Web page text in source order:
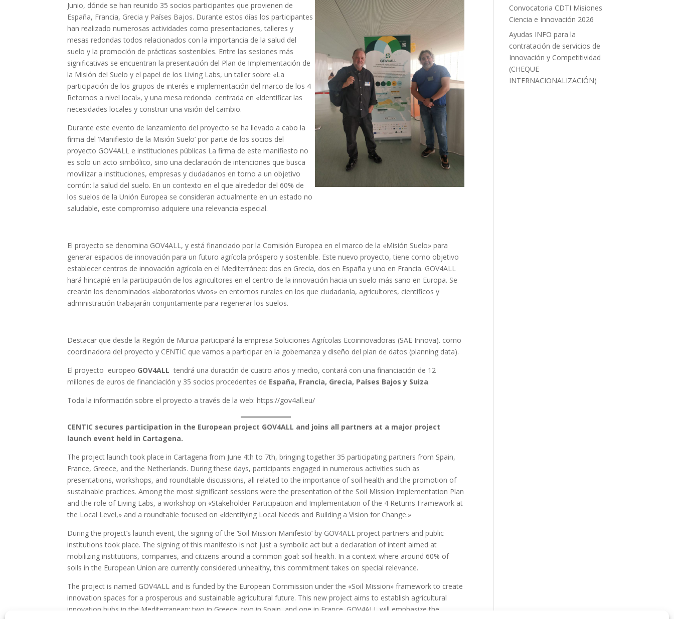
Junio, dónde se han reunido 35 socios participantes que provienen de
España, Francia, Grecia y Países Bajos. Durante estos días los participantes
han realizado numerosas actividades como presentaciones, talleres y
mesas redondas todos relacionados con la importancia de la salud del
suelo y la promoción de prácticas sostenibles. Entre las sesiones más
significativas se encuentran la presentación del Plan de Implementación de
la Misión del Suelo y el papel de los Living Labs, un taller sobre «La
participación de los grupos de interés e implementación del marco de los 4
Retornos a nivel local», y una mesa redonda centrada en «Identificar las
necesidades locales y construir una visión del cambio.
Durante este evento de lanzamiento del proyecto se ha llevado a cabo la
firma del ‘Manifiesto de la Misión Suelo’ por parte de los socios del
proyecto GOV4ALL e instituciones públicas La firma de este manifiesto no
es solo un acto simbólico, sino una declaración de intenciones que busca
movilizar a instituciones, empresas y ciudadanos en torno a un objetivo
común: la salud del suelo. En un contexto en el que alrededor del 60% de
los suelos de la Unión Europea se consideran actualmente en un estado no
saludable, este compromiso adquiere una relevancia especial.
El proyecto se denomina GOV4ALL, y está financiado por la Comisión Europea en el marco de la «Misión Suelo» para
generar espacios de innovación para un futuro agrícola próspero y sostenible. Este nuevo proyecto, tiene como objetivo
establecer centros de innovación agrícola en el Mediterráneo: dos en Grecia, dos en España y uno en Francia. GOV4ALL
hará hincapié en la participación de los agricultores en el centro de la innovación hacia un suelo más sano en Europa. Se
crearán los denominados «laboratorios vivos» en entornos rurales en los que ciudadanía, agricultores, científicos y
administración trabajarán conjuntamente para regenerar los suelos.
Destacar que desde la Región de Murcia participará la empresa Soluciones Agrícolas Ecoinnovadoras (SAE Innova). como
coordinadora del proyecto y CENTIC que vamos a participar en la gobernanza y diseño del plan de datos (planning data).
El proyecto europeo GOV4ALL tendrá una duración de cuatro años y medio, contará con una financiación de 12
millones de euros de financiación y 35 socios procedentes de España, Francia, Grecia, Países Bajos y Suiza.
Toda la información sobre el proyecto a través de la web: https://gov4all.eu/
CENTIC secures participation in the European project GOV4ALL and joins all partners at a major project
launch event held in Cartagena.
The project launch took place in Cartagena from June 4th to 7th, bringing together 35 participating partners from Spain,
France, Greece, and the Netherlands. During these days, participants engaged in numerous activities such as
presentations, workshops, and roundtable discussions, all related to the importance of soil health and the promotion of
sustainable practices. Among the most significant sessions were the presentation of the Soil Mission Implementation Plan
and the role of Living Labs, a workshop on «Stakeholder Participation and Implementation of the 4 Returns Framework at
the Local Level,» and a roundtable focused on «Identifying Local Needs and Building a Vision for Change.»
During the project’s launch event, the signing of the ‘Soil Mission Manifesto’ by GOV4ALL project partners and public
institutions took place. The signing of this manifesto is not just a symbolic act but a declaration of intent aimed at
mobilizing institutions, companies, and citizens around a common goal: soil health. In a context where around 60% of
soils in the European Union are currently considered unhealthy, this commitment takes on special relevance.
The project is named GOV4ALL and is funded by the European Commission under the «Soil Mission» framework to create
innovation spaces for a prosperous and sustainable agricultural future. This new project aims to establish agricultural
innovation hubs in the Mediterranean: two in Greece, two in Spain, and one in France. GOV4ALL will emphasize the
Convocatoria CDTI Misiones
Ciencia e Innovación 2026
Ayudas INFO para la
contratación de servicios de
Innovación y Competitividad
(CHEQUE
INTERNACIONALIZACIÓN)